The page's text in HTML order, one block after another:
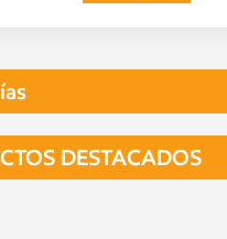
DESTACADOS